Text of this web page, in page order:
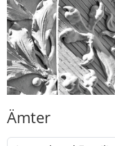
Ämter